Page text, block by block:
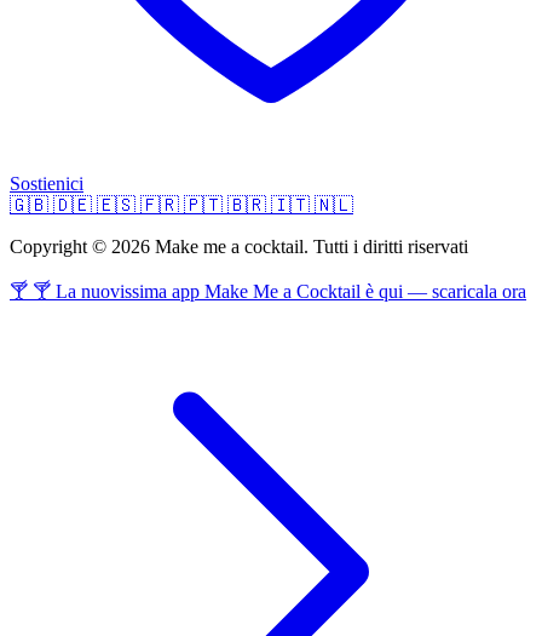
Sostienici
🇬🇧 🇩🇪 🇪🇸 🇫🇷 🇵🇹 🇧🇷 🇮🇹 🇳🇱
Copyright © 2026 Make me a cocktail. Tutti i diritti riservati
🍸 🍸 La nuovissima app Make Me a Cocktail è qui — scaricala ora